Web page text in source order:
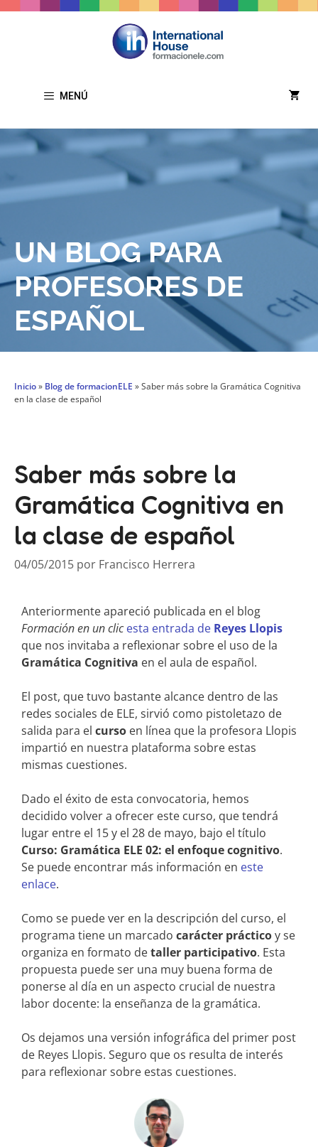
MENÚ
UN BLOG PARA
PROFESORES DE
ESPAÑOL
Inicio» Blog de formacionELE »Saber más sobre la Gramática Cognitiva
en la clase de español
Saber más sobre la
Gramática Cognitiva en
la clase de español
04/05/2015 por Francisco Herrera
Anteriormente apareció publicada en el blog
Formación en un clic esta entrada de Reyes Llopis
que nos invitaba a reflexionar sobre el uso de la
Gramática Cognitiva en el aula de español.
El post, que tuvo bastante alcance dentro de las
redes sociales de ELE, sirvió como pistoletazo de
salida para el curso en línea que la profesora Llopis
impartió en nuestra plataforma sobre estas
mismas cuestiones.
Dado el éxito de esta convocatoria, hemos
decidido volver a ofrecer este curso, que tendrá
lugar entre el 15 y el 28 de mayo, bajo el título
Curso: Gramática ELE 02: el enfoque cognitivo.
Se puede encontrar más información en este
enlace.
Como se puede ver en la descripción del curso, el
programa tiene un marcado carácter prácticoy se
organiza en formato detaller participativo. Esta
propuesta puede ser una muy buena forma de
ponerse al día en un aspecto crucial de nuestra
labor docente: la enseñanza de la gramática.
Os dejamos una versión infográfica del primer post
de Reyes Llopis. Seguro que os resulta de interés
para reflexionar sobre estas cuestiones.